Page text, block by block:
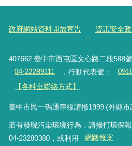
政府網站資料開放宣告 資訊安全
407662 臺中市西屯區文心路二段588號
04-22289111
．行動代表號：
【各科室聯絡方式】
臺中市民一碼通專線請撥1999 (外縣市
若有發現污染環境行為，請撥打環保
04-23280380，或利用
網路報案